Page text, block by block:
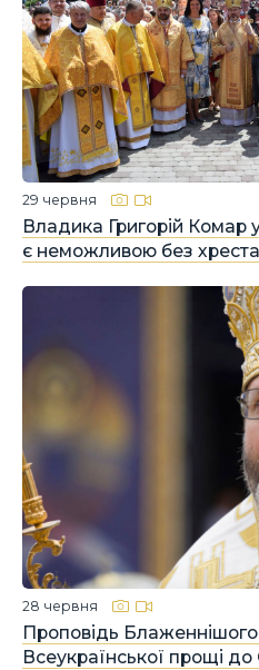
Владика Григорій Комар
є неможливою без
29 червня
Проповідь
Всеукраїнської прощі
28 червня